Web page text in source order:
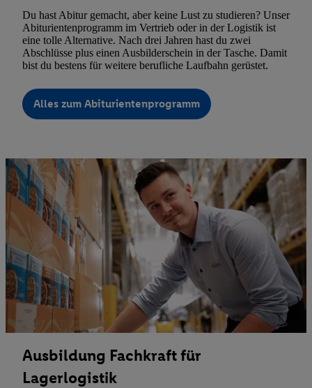
Du hast Abitur gemacht, aber keine Lust zu studieren? Unser
Abiturientenprogramm im Vertrieb oder in der Logistik ist
eine tolle Alternative. Nach drei Jahren hast du zwei
Abschlüsse plus einen Ausbilderschein in der Tasche. Damit
bist du bestens für weitere berufliche Laufbahn gerüstet.
Alles zum Abiturientenprogramm
Ausbildung Fachkraft für
Lagerlogistik